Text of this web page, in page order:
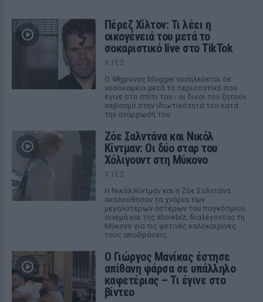
Πέρεζ Χίλτον: Τι λέει η
οικογένειά του μετά το
σοκαριστικό live στο TikTok
ΧΤΕΣ
Ο 48χρονος blogger νοσηλεύεται σε
νοσοκομείο μετά το περιστατικό που
έγινε στο σπίτι του - οι δικοί του ζητούν
σεβασμό στην ιδιωτικότητά του κατά
την ανάρρωσή του
Ζόε Σαλντάνα και Νικόλ
Κίντμαν: Οι δύο σταρ του
Χόλιγουντ στη Μύκονο
ΧΤΕΣ
Η Νικόλ Κίντμαν και η Ζόε Σαλντάνα
ακολούθησαν τα χνάρια των
μεγαλύτερων αστέρων του παγκόσμιου
σινεμά και της showbiz, διαλέγοντας τη
Μύκονο για τις φετινές καλοκαιρινές
τους αποδράσεις.
Ο Γιώργος Μανίκας έστησε
απίθανη φάρσα σε υπάλληλο
καφετέριας – Τι έγινε στο
βίντεο